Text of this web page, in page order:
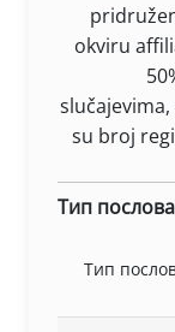
okviru
su broj
Тип
Тип